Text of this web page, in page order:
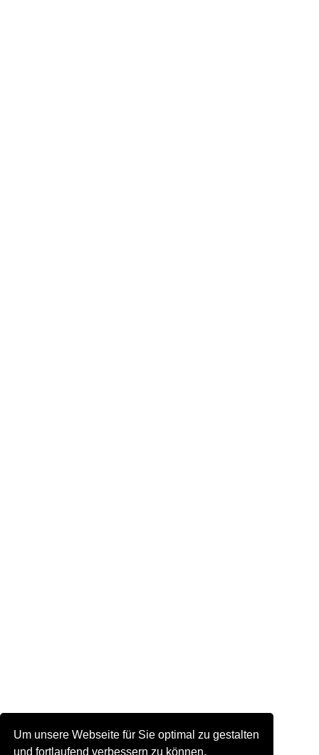
Um unsere Webseite für Sie optimal zu gestalten
und fortlaufend verbessern zu können,